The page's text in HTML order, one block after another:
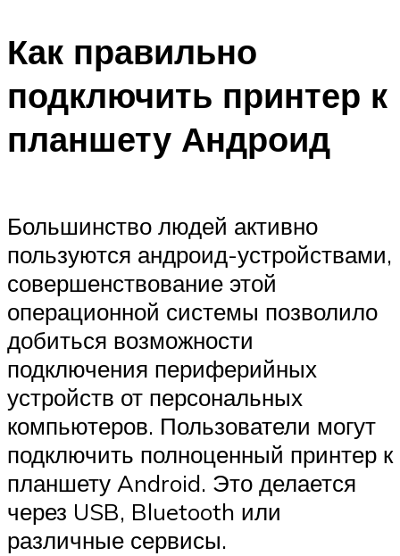
Как правильно
подключить принтер к
планшету Андроид
Большинство людей активно
пользуются андроид-устройствами,
совершенствование этой
операционной системы позволило
добиться возможности
подключения периферийных
устройств от персональных
компьютеров. Пользователи могут
подключить полноценный принтер к
планшету Android. Это делается
через USB, Bluetooth или
различные сервисы.